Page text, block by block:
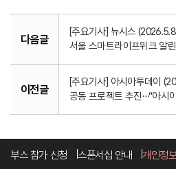
다음글
[주요기사] 뉴시스
서울 스마트라이프위크 알
이전글
[주요기사] 아시아투데이
공동 프로젝트 추진…“아시
부스 참가 신청 스폰서십 안내 개인정